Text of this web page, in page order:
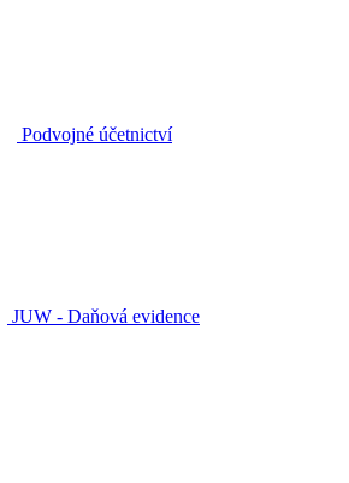
Podvojné účetnictví
JUW - Daňová evidence